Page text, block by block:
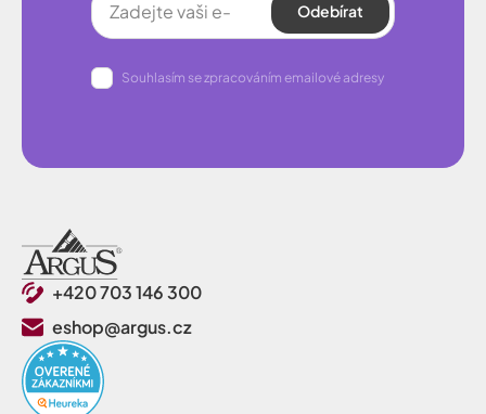
Odebírat
Souhlasím se zpracováním emailové adresy
+420 703 146 300
eshop@argus.cz